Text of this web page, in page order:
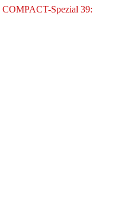
COMPACT-Spezial 39: